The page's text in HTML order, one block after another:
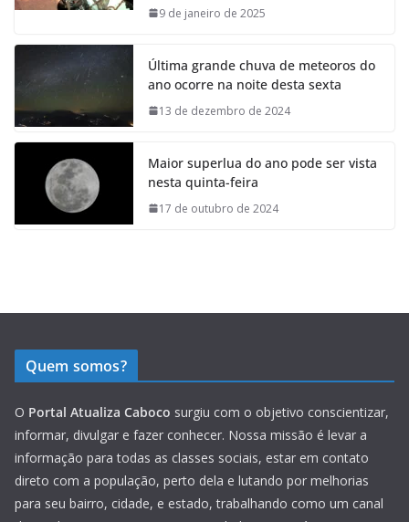
9 de janeiro de 2025
Última grande chuva de meteoros do
ano ocorre na noite desta sexta
13 de dezembro de 2024
Maior superlua do ano pode ser vista
nesta quinta-feira
17 de outubro de 2024
Quem somos?
O Portal Atualiza Caboco surgiu com o objetivo conscientizar,
informar, divulgar e fazer conhecer. Nossa missão é levar a
informação para todas as classes sociais, estar em contato
direto com a população, perto dela e lutando por melhorias
para seu bairro, cidade, e estado, trabalhando como um canal